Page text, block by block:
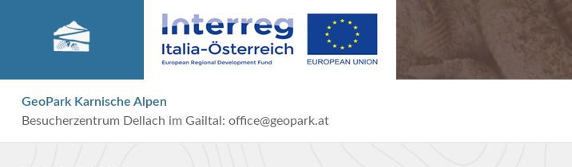
GeoPark Karnische Alpen
Besucherzentrum Dellach im Gailtal: office@geopark.at